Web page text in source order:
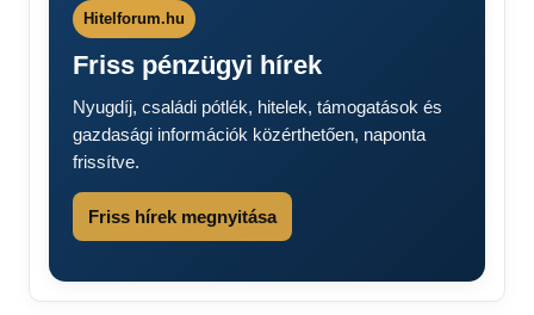
Hitelforum.hu
Friss pénzügyi hírek
Nyugdíj, családi pótlék, hitelek, támogatások és
gazdasági információk közérthetően, naponta
frissítve.
Friss hírek megnyitása